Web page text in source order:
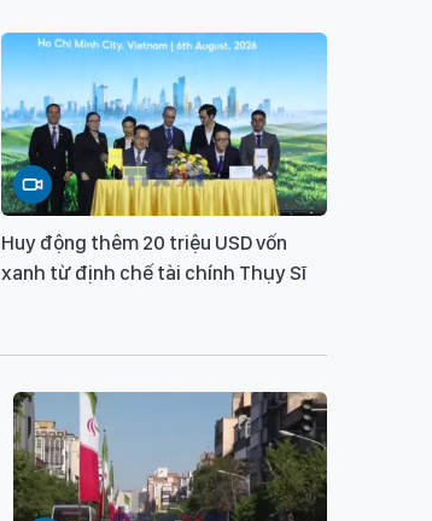
Huy động thêm 20 triệu USD vốn
xanh từ định chế tài chính Thụy Sĩ